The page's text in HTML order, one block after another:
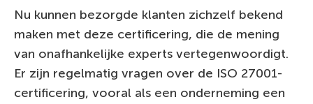
Nu kunnen bezorgde klanten zichzelf bekend
maken met deze certificering, die de mening
van onafhankelijke experts vertegenwoordigt.
Er zijn regelmatig vragen over de ISO 27001-
certificering, vooral als een onderneming een